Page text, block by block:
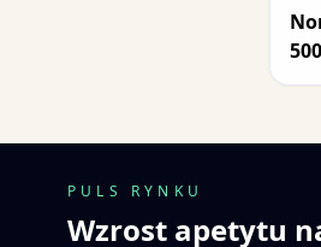
PULS RYNKU
Wzrost apetytu